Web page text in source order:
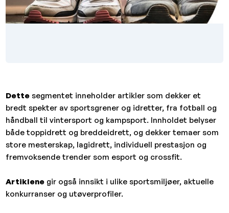
Dette segmentet inneholder artikler som dekker et
bredt spekter av sportsgrener og idretter, fra fotball og
håndball til vintersport og kampsport. Innholdet belyser
både toppidrett og breddeidrett, og dekker temaer som
store mesterskap, lagidrett, individuell prestasjon og
fremvoksende trender som esport og crossfit.
Artiklene gir også innsikt i ulike sportsmiljøer, aktuelle
konkurranser og utøverprofiler.